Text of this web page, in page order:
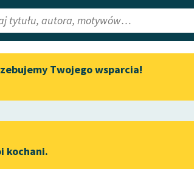
Lektury
Aktualności
Spotkanie z Katarzyną
Twojego wsparcia!
kochani.